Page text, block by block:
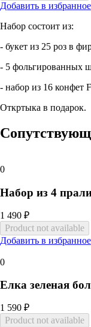
Добавить в избранное
Набор состоит из:
- букет из 25 роз в
- 5 фольгированных
- набор из 16 конфет
Откртыка в подарок.
0
Набор из 4
1 490 ₽
Добавить в избранное
0
Елка зеленая
1 590 ₽